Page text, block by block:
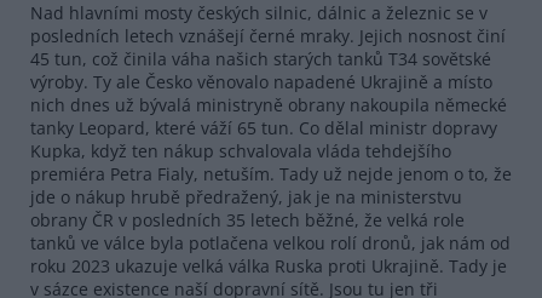
Nad hlavními mosty českých silnic, dálnic a železnic se v
posledních letech vznášejí černé mraky. Jejich nosnost činí
45 tun, což činila váha našich starých tanků T34 sovětské
výroby. Ty ale Česko věnovalo napadené Ukrajině a místo
nich dnes už bývalá ministryně obrany nakoupila německé
tanky Leopard, které váží 65 tun. Co dělal ministr dopravy
Kupka, když ten nákup schvalovala vláda tehdejšího
premiéra Petra Fialy, netuším. Tady už nejde jenom o to, že
jde o nákup hrubě předražený, jak je na ministerstvu
obrany ČR v posledních 35 letech běžné, že velká role
tanků ve válce byla potlačena velkou rolí dronů, jak nám od
roku 2023 ukazuje velká válka Ruska proti Ukrajině. Tady je
v sázce existence naší dopravní sítě. Jsou tu jen tři